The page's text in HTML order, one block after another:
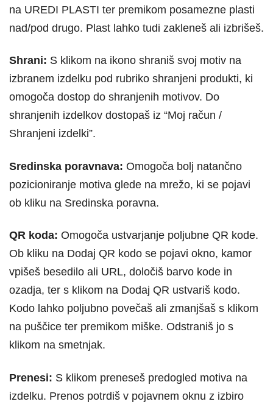
na UREDI PLASTI ter premikom posamezne plasti
nad/pod drugo. Plast lahko tudi zakleneš ali izbrišeš.
Shrani: S klikom na ikono shraniš svoj motiv na
izbranem izdelku pod rubriko shranjeni produkti, ki
omogoča dostop do shranjenih motivov. Do
shranjenih izdelkov dostopaš iz “Moj račun /
Shranjeni izdelki”.
Sredinska poravnava: Omogoča bolj natančno
pozicioniranje motiva glede na mrežo, ki se pojavi
ob kliku na Sredinska poravna.
QR koda: Omogoča ustvarjanje poljubne QR kode.
Ob kliku na Dodaj QR kodo se pojavi okno, kamor
vpišeš besedilo ali URL, določiš barvo kode in
ozadja, ter s klikom na Dodaj QR ustvariš kodo.
Kodo lahko poljubno povečaš ali zmanjšaš s klikom
na puščice ter premikom miške. Odstraniš jo s
klikom na smetnjak.
Prenesi: S klikom preneseš predogled motiva na
izdelku. Prenos potrdiš v pojavnem oknu z izbiro